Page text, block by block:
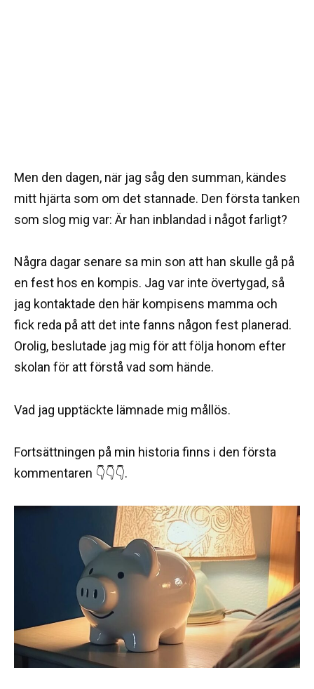
Men den dagen, när jag såg den summan, kändes
mitt hjärta som om det stannade. Den första tanken
som slog mig var: Är han inblandad i något farligt?
Några dagar senare sa min son att han skulle gå på
en fest hos en kompis. Jag var inte övertygad, så
jag kontaktade den här kompisens mamma och
fick reda på att det inte fanns någon fest planerad.
Orolig, beslutade jag mig för att följa honom efter
skolan för att förstå vad som hände.
Vad jag upptäckte lämnade mig mållös.
Fortsättningen på min historia finns i den första
kommentaren 👇👇👇.